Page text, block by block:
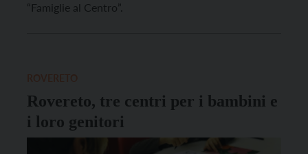
“Famiglie al Centro”.
Rovereto, tre centri per i bambini e
i loro genitori